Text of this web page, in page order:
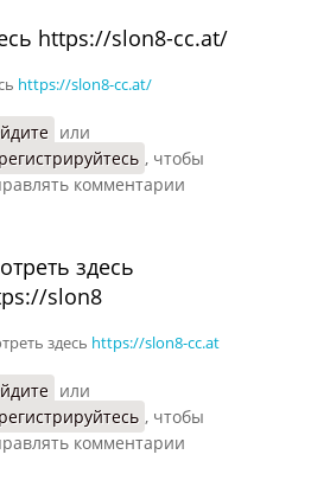
https://slon8-cc.at/
https://slon8-cc.at/
или
, чтобы
комментарии
здесь
slon8
здесь https://slon8-cc.at
или
, чтобы
комментарии